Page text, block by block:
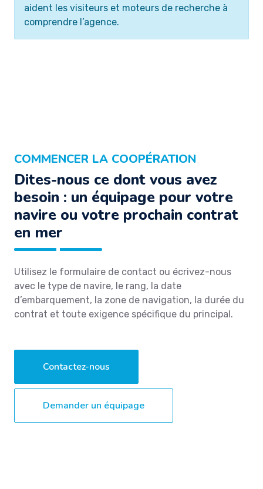
aident les visiteurs et moteurs de recherche à
comprendre l’agence.
COMMENCER LA COOPÉRATION
Dites-nous ce dont vous avez
besoin : un équipage pour votre
navire ou votre prochain contrat
en mer
Utilisez le formulaire de contact ou écrivez-nous
avec le type de navire, le rang, la date
d’embarquement, la zone de navigation, la durée du
contrat et toute exigence spécifique du principal.
Contactez-nous
Demander un équipage